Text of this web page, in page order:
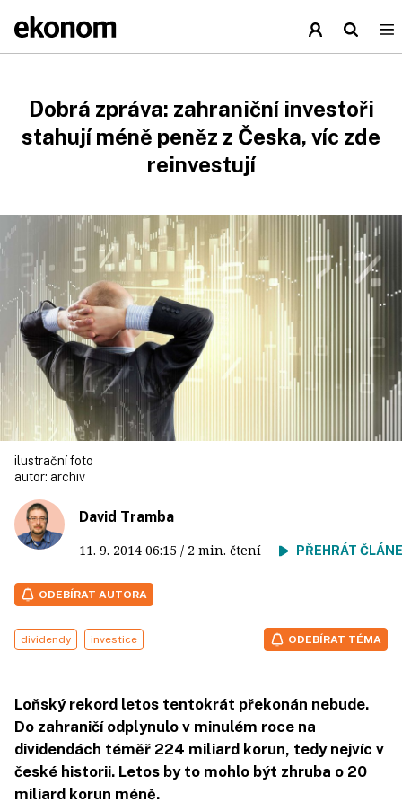
Dobrá zpráva: zahraniční investoři
stahují méně peněz z Česka, víc zde
reinvestují
ilustrační foto
autor: archiv
David Tramba
11. 9. 2014 06:15 / 2 min. čtení PŘEHRÁT
ODEBÍRAT AUTORA
dividendy investice ODEBÍRAT TÉMA
Loňský rekord letos tentokrát překonán nebude.
Do zahraničí odplynulo v minulém roce na
dividendách téměř 224 miliard korun, tedy nejvíc v
české historii. Letos by to mohlo být zhruba o 20
miliard korun méně.